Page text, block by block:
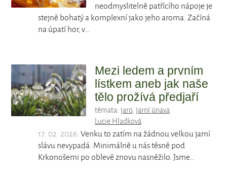
neodmyslitelně patřícího nápoje je
stejně bohatý a komplexní jako jeho aroma. Začíná
na úpatí hor, v…
Mezi ledem a prvním
lístkem aneb jak naše
tělo prožívá předjaří
témata: jaro, jarní únava
Lucie Hladková
17. 02. 2026: Venku to zatím na žádnou velkou jarní
slávu nevypadá. Minimálně u nás těsně pod
Krkonošemi po oblevě znovu nasněžilo. Jsme…